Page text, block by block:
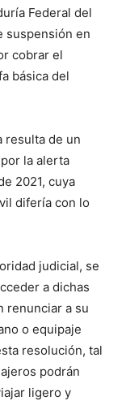
Federal del
suspensión en
cobrar el
básica del
resulta de un
la alerta
2021, cuya
difería con lo
judicial, se
a dichas
renunciar a su
o equipaje
resolución, tal
podrán
ligero y